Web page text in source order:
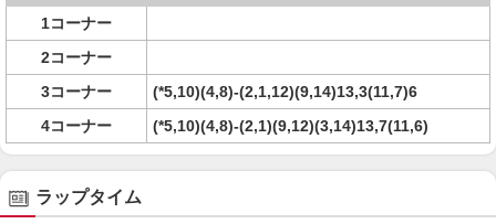
1コーナー
2コーナー
3コーナー
(*5,10)(4,8)-(2,1,12)(9,14)13,3(11,7)6
4コーナー
(*5,10)(4,8)-(2,1)(9,12)(3,14)13,7(11,6)
ラップタイム